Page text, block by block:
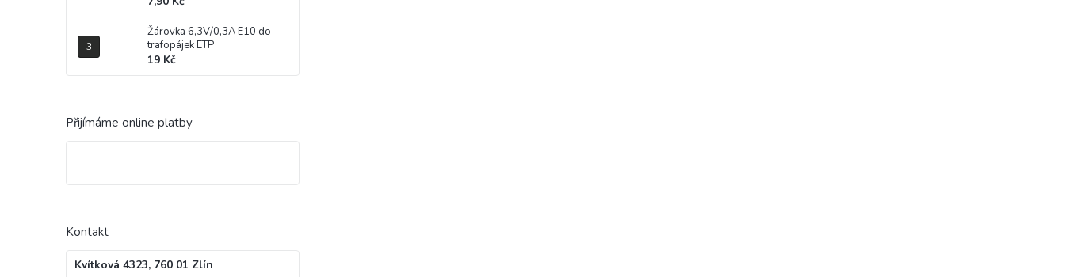
Žárovka 6,3V/0,3A E10 do
trafopájek ETP
19 Kč
Přijímáme online platby
Kontakt
Kvítková 4323, 760 01 Zlín